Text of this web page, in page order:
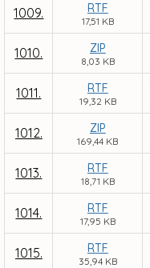
1009. RTF
17,51 KB
1010. ZIP
8,03 KB
1011. RTF
19,32 KB
1012. ZIP
169,44 KB
1013. RTF
18,71 KB
1014. RTF
17,95 KB
1015. RTF
35,94 KB